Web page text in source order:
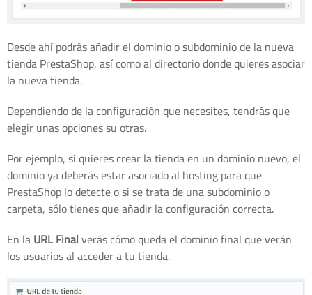
Desde ahí podrás añadir el dominio o subdominio de la nueva
tienda PrestaShop, así como al directorio donde quieres asociar
la nueva tienda.
Dependiendo de la configuración que necesites, tendrás que
elegir unas opciones su otras.
Por ejemplo, si quieres crear la tienda en un dominio nuevo, el
dominio ya deberás estar asociado al hosting para que
PrestaShop lo detecte o si se trata de una subdominio o
carpeta, sólo tienes que añadir la configuración correcta.
En laURL Finalverás cómo queda el dominio final que verán
los usuarios al acceder a tu tienda.